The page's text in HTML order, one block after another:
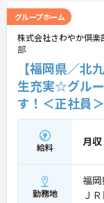
グループホーム
株式会社さわやか倶楽
部
【福岡県／
生充実☆グル
す！＜正社員＞
給料 月収
勤務地
福
Ｊ